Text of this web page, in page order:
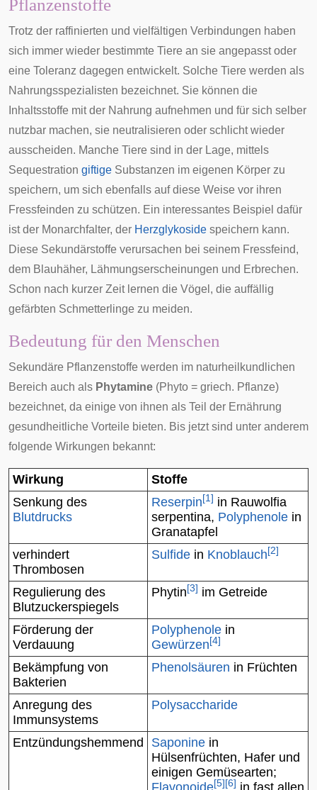
Pflanzenstoffe
Trotz der raffinierten und vielfältigen Verbindungen haben
sich immer wieder bestimmte Tiere an sie angepasst oder
eine Toleranz dagegen entwickelt. Solche Tiere werden als
Nahrungsspezialisten bezeichnet. Sie können die
Inhaltsstoffe mit der Nahrung aufnehmen und für sich selber
nutzbar machen, sie neutralisieren oder schlicht wieder
ausscheiden. Manche Tiere sind in der Lage, mittels
Sequestration giftige Substanzen im eigenen Körper zu
speichern, um sich ebenfalls auf diese Weise vor ihren
Fressfeinden zu schützen. Ein interessantes Beispiel dafür
ist der Monarchfalter, der Herzglykoside speichern kann.
Diese Sekundärstoffe verursachen bei seinem Fressfeind,
dem Blauhäher, Lähmungserscheinungen und Erbrechen.
Schon nach kurzer Zeit lernen die Vögel, die auffällig
gefärbten Schmetterlinge zu meiden.
Bedeutung für den Menschen
Sekundäre Pflanzenstoffe werden im naturheilkundlichen
Bereich auch als Phytamine (Phyto = griech. Pflanze)
bezeichnet, da einige von ihnen als Teil der Ernährung
gesundheitliche Vorteile bieten. Bis jetzt sind unter anderem
folgende Wirkungen bekannt:
Wirkung
Stoffe
Senkung des
Blutdrucks
Reserpin [1] in Rauwolfia
serpentina, Polyphenole in
Granatapfel
verhindert
Thrombosen
Sulfide in Knoblauch [2]
Regulierung des
Blutzuckerspiegels
Phytin [3] im Getreide
Förderung der
Verdauung
Polyphenole in
Gewürzen [4]
Bekämpfung von
Bakterien
Phenolsäuren in Früchten
Anregung des
Immunsystems
Polysaccharide
Entzündungshemmend Saponine in
Hülsenfrüchten, Hafer und
einigen Gemüsearten;
Flavonoide[5] [6] in fast allen